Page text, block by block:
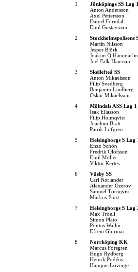
1 Jönköpings SS Lag 1
Anton Andersson
Axel Pettersson
Daniel Forndal
Emil Gustavsson
2
Stockholmspolisens
Martin Nilsson
Jesper Björk
Joakim Q
Joel Falk Hansson
3
Skellefteå SS
Anton Mikaelsson
Filip Svedberg
Benjamin Lindberg
Oskar Mikaelsson
4
Mölndals ASS Lag 1
Isak Eliasson
Filip Holmqvist
Joachim Bratt
Patrik Löfgren
5
Helsingborgs S Lag
Enzo Schön
Fredrik Olofsson
Emil Möller
Viktor Kertes
6
Väsby SS
Carl Norlander
Alexander Ozerov
Samuel Törnqvist
Markus Fürst
7
Helsingborgs S Lag
Max Troell
Simon Plato
Pontus Wallin
Efrem Ghirmai
8
Norrköping KK
Marcus Forsgren
Hugo Rydberg
Henrik Podéus
Hampus Lovinge